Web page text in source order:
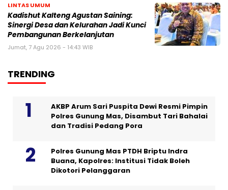
LINTAS UMUM
Kadishut Kalteng Agustan Saining:
Sinergi Desa dan Kelurahan Jadi Kunci
Pembangunan Berkelanjutan
Jumat, 7 Agu 2026 - 14:43 WIB
TRENDING
AKBP Arum Sari Puspita Dewi Resmi Pimpin
Polres Gunung Mas, Disambut Tari Bahalai
dan Tradisi Pedang Pora
Polres Gunung Mas PTDH Briptu Indra
Buana, Kapolres: Institusi Tidak Boleh
Dikotori Pelanggaran